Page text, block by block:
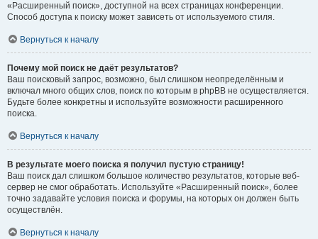
«Расширенный поиск», доступной на всех страницах конференции.
Способ доступа к поиску может зависеть от используемого стиля.
Вернуться к началу
Почему мой поиск не даёт результатов?
Ваш поисковый запрос, возможно, был слишком неопределённым и
включал много общих слов, поиск по которым в phpBB не осуществляется.
Будьте более конкретны и используйте возможности расширенного
поиска.
Вернуться к началу
В результате моего поиска я получил пустую страницу!
Ваш поиск дал слишком большое количество результатов, которые веб-
сервер не смог обработать. Используйте «Расширенный поиск», более
точно задавайте условия поиска и форумы, на которых он должен быть
осуществлён.
Вернуться к началу